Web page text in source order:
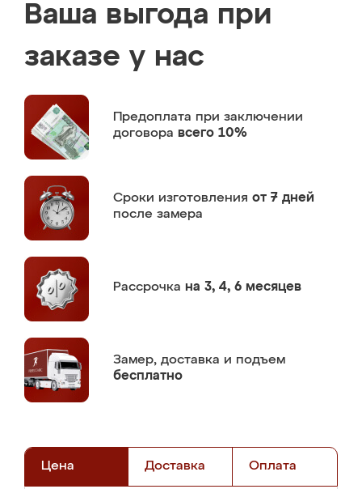
Ваша выгода при
заказе у нас
Предоплата при заключении
договора всего 10%
Сроки изготовления от 7 дней
после замера
Рассрочка на 3, 4, 6 месяцев
Замер, доставка и подъем
бесплатно
Цена Доставка Оплата